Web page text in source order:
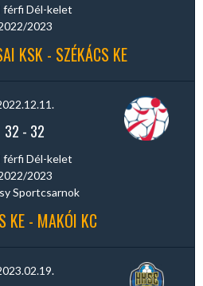
férfi Dél-kelet
2023
KSK - SZÉKÁCS KE
32 - 32
férfi Dél-kelet
2023
Sportcsarnok
KE - MAKÓI KC